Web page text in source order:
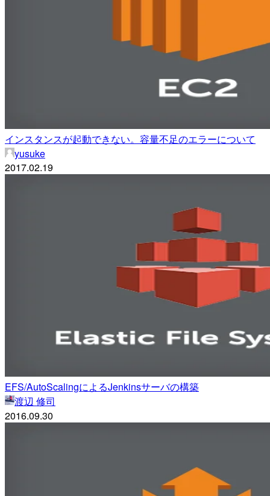
インスタンスが起動できない。容量不足のエラーについて
yusuke
2017.02.19
EFS/AutoScalingによるJenkinsサーバの構築
渡辺 修司
2016.09.30